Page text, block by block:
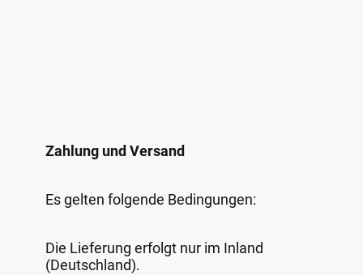
Zahlung und Versand
Es gelten folgende Bedingungen:
Die Lieferung erfolgt nur im Inland
(Deutschland).